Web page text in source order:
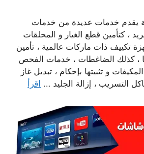
يقدم خدمات عديدة من خدمات
، كتأمين قطع الغيار و المحلقات
تكييف ذات ماركات عالمية ، تأمين
، كذلك الضاغطات ، خدمات الفحص
و تثبيتها بإحكام ، تبديل غاز
التسريب ، إزالة الجليد ... اقرأ